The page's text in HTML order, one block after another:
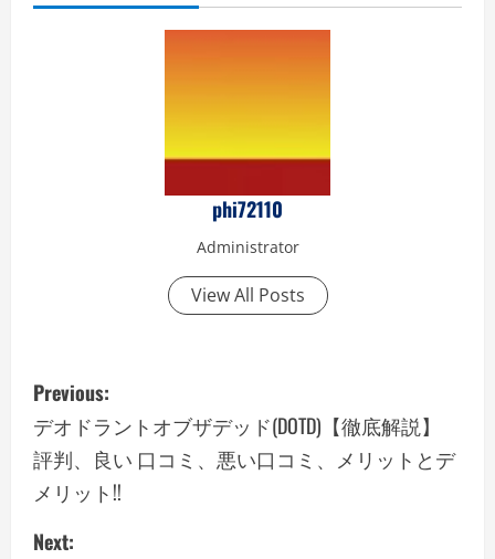
phi72110
Administrator
View All Posts
P
o
s
Previous:
デオドラントオブザデッド(DOTD)【徹底解説】
評判、良い 口コミ、悪い口コミ、メリットとデ
メリット!!
Next: